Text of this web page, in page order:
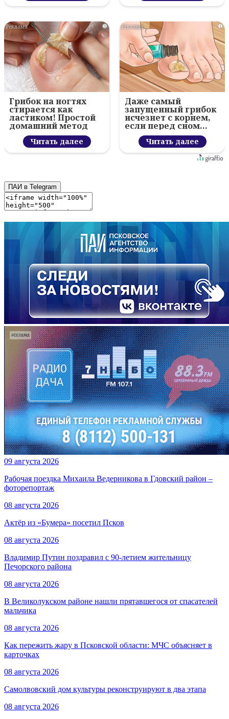
i
Грибок на ногтях
стирается как
ластиком! Простой
домашний метод
Читать далее
i
Даже самый
запущенный грибок
исчезнет с корнем,
если перед сном…
Читать далее
ПАИ в Telegram
09 августа 2026
Рабочая поездка Михаила Ведерникова в Гдовский район –
фоторепортаж
08 августа 2026
Актёр из «Бумера» посетил Псков
08 августа 2026
Владимир Путин поздравил с 90-летием жительницу
Печорского района
08 августа 2026
В Великолукском районе нашли прятавшегося от спасателей
мальчика
08 августа 2026
Как пережить жару в Псковской области: МЧС объясняет в
карточках
08 августа 2026
Самолвовский дом культуры реконструируют в два этапа
08 августа 2026